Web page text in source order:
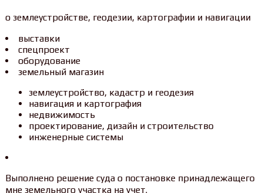
о землеустройстве, геодезии, картографии и навигации
выставки
спецпроект
оборудование
земельный магазин
землеустройство, кадастр и геодезия
навигация и картография
недвижимость
проектирование, дизайн и строительство
инженерные системы
Выполнено решение суда о постановке принадлежащего
мне земельного участка на учет.